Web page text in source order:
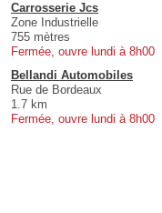
Carrosserie Jcs
Zone Industrielle
755 mètres
Fermée, ouvre lundi à 8h00
Bellandi Automobiles
Rue de Bordeaux
1.7 km
Fermée, ouvre lundi à 8h00